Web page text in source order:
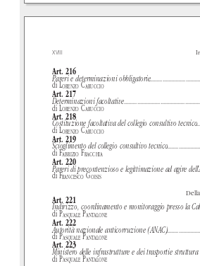
XVIII
Art. 216
Pareri e determinazioni obbligatorie
di LORENZO CARUCCIO
Art. 217
Determinazioni facoltative
di LORENZO CARUCCIO
Art. 218
Costituzione facoltativa del collegio consultivo tecnico
di LORENZO CARUCCIO
Art. 219
Scioglimento del collegio consultivo tecnico
di FABRIZIO FRACCHIA
Art. 220
Pareri di precontenzioso e legittimazione ad agire
di FRANCESCO GOISIS
Della
Art. 221
Indirizzo, coordinamento e monitoraggio presso la
di PASQUALE PANTALONE
Art. 222
Autorità nazionale anticorruzione (ANAC)
di PASQUALE PANTALONE
Art. 223
Ministero delle infrastrutture e dei trasportie
di PASQUALE PANTALONE